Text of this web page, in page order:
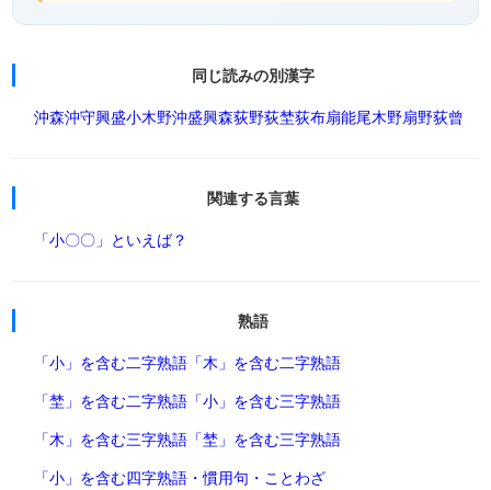
同じ読みの別漢字
沖森沖守興盛小木野沖盛興森荻野荻埜荻布扇能尾木野扇野荻曾
関連する言葉
「小〇〇」といえば？
熟語
「小」を含む二字熟語 「木」を含む二字熟語
「埜」を含む二字熟語 「小」を含む三字熟語
「木」を含む三字熟語 「埜」を含む三字熟語
「小」を含む四字熟語・慣用句・ことわざ